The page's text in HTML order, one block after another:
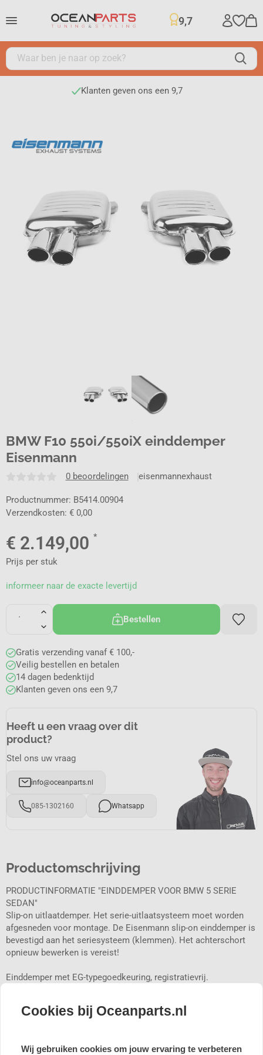
9,7
Klanten geven ons een 9,7
BMW F10 550i/550iX einddemper
Eisenmann
0 beoordelingen eisenmannexhaust
Productnummer: B5414.00904
Verzendkosten: € 0,00
€ 2.149,00 *
Prijs per stuk
informeer naar de exacte levertijd
Bestellen
Gratis verzending vanaf € 100,-
Veilig bestellen en betalen
14 dagen bedenktijd
Klanten geven ons een 9,7
Heeft u een vraag over dit
product?
Stel ons uw vraag
info@oceanparts.nl
085-1302160 Whatsapp
Productomschrijving
PRODUCTINFORMATIE "EINDDEMPER VOOR BMW 5 SERIE
SEDAN"
Slip-on uitlaatdemper. Het serie-uitlaatsysteem moet worden
afgesneden voor montage. De Eisenmann slip-on einddemper is
bevestigd aan het seriesysteem (klemmen). Het achterschort
opnieuw bewerken is vereist!
Einddemper met EG-typegoedkeuring, registratievrij.
Serie: 5 sedan
Modelreeks: F10, F10 LCI
Cookies bij Oceanparts.nl
Wij gebruiken cookies om jouw ervaring te verbeteren